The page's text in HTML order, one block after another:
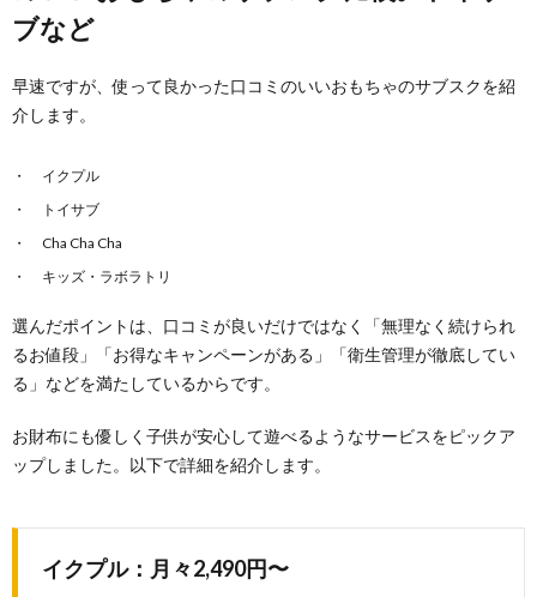
ブなど
早速ですが、使って良かった口コミのいいおもちゃのサブスクを紹
介します。
イクプル
トイサブ
Cha Cha Cha
キッズ・ラボラトリ
選んだポイントは、口コミが良いだけではなく「無理なく続けられ
るお値段」「お得なキャンペーンがある」「衛生管理が徹底してい
る」などを満たしているからです。
お財布にも優しく子供が安心して遊べるようなサービスをピックア
ップしました。以下で詳細を紹介します。
イクプル：月々2,490円〜